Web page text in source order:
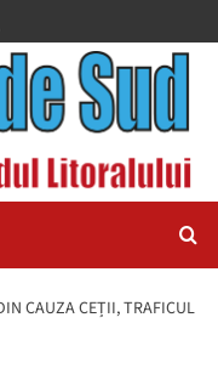
CAUZA CEȚII, TRAFICUL